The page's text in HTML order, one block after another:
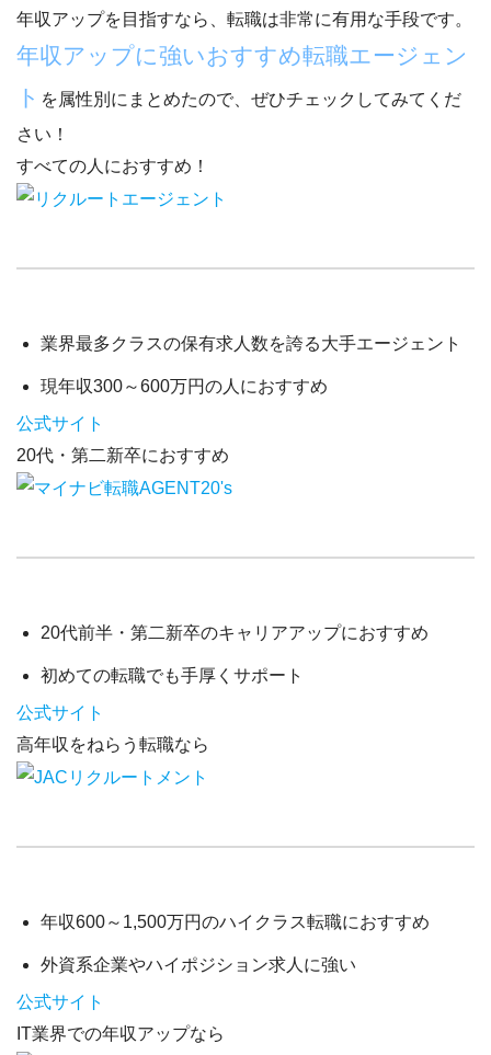
年収アップを目指すなら、 転職は非常に有用な手段です。
年収アップに強いおすすめ転職エージェン
ト を属性別にまとめたので、ぜひチェックしてみてくだ
さい！
すべての人におすすめ！
業界最多クラスの保有求人数を誇る大手エージェント
現年収300～600万円の人におすすめ
公式サイト
20代・第二新卒におすすめ
20代前半・第二新卒のキャリアアップにおすすめ
初めての転職でも手厚くサポート
公式サイト
高年収をねらう転職なら
年収600～1,500万円のハイクラス転職におすすめ
外資系企業やハイポジション求人に強い
公式サイト
IT業界での年収アップなら